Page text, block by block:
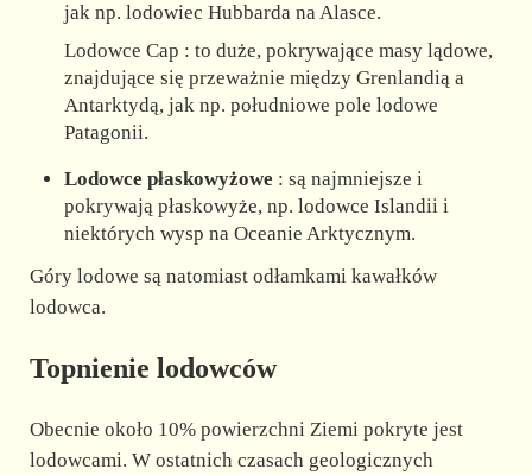
jak np. lodowiec Hubbarda na Alasce.
Lodowce Cap : to duże, pokrywające masy lądowe,
znajdujące się przeważnie między Grenlandią a
Antarktydą, jak np. południowe pole lodowe
Patagonii.
Lodowce płaskowyżowe : są najmniejsze i
pokrywają płaskowyże, np. lodowce Islandii i
niektórych wysp na Oceanie Arktycznym.
Góry lodowe są natomiast odłamkami kawałków
lodowca.
Topnienie lodowców
Obecnie około 10% powierzchni Ziemi pokryte jest
lodowcami. W ostatnich czasach geologicznych